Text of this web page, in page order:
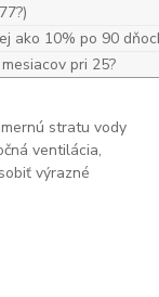
ako 10% po 90
pri 25?
stratu vody
ventilácia,
výrazné